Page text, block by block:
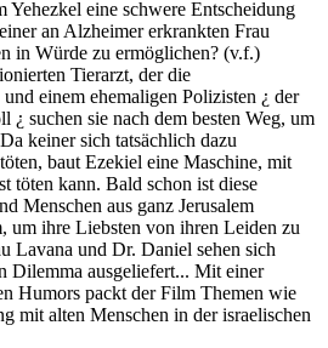
Yehezkel eine schwere Entscheidung
an Alzheimer erkrankten Frau
in Würde zu ermöglichen? (v.f.)
Tierarzt, der die
einem ehemaligen Polizisten ¿ der
¿ suchen sie nach dem besten Weg, um
keiner sich tatsächlich dazu
baut Ezekiel eine Maschine, mit
töten kann. Bald schon ist diese
Menschen aus ganz Jerusalem
um ihre Liebsten von ihren Leiden zu
Lavana und Dr. Daniel sehen sich
Dilemma ausgeliefert... Mit einer
Humors packt der Film Themen wie
mit alten Menschen in der israelischen